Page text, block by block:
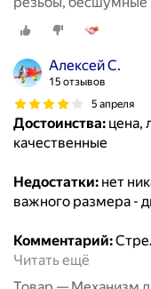
класса, размер 8мм
Алексей С.
15 отзывов
5 апреля
Достоинства: цена,
качественные
Недостатки: нет
важного размера -
Комментарий:
Читать ещё